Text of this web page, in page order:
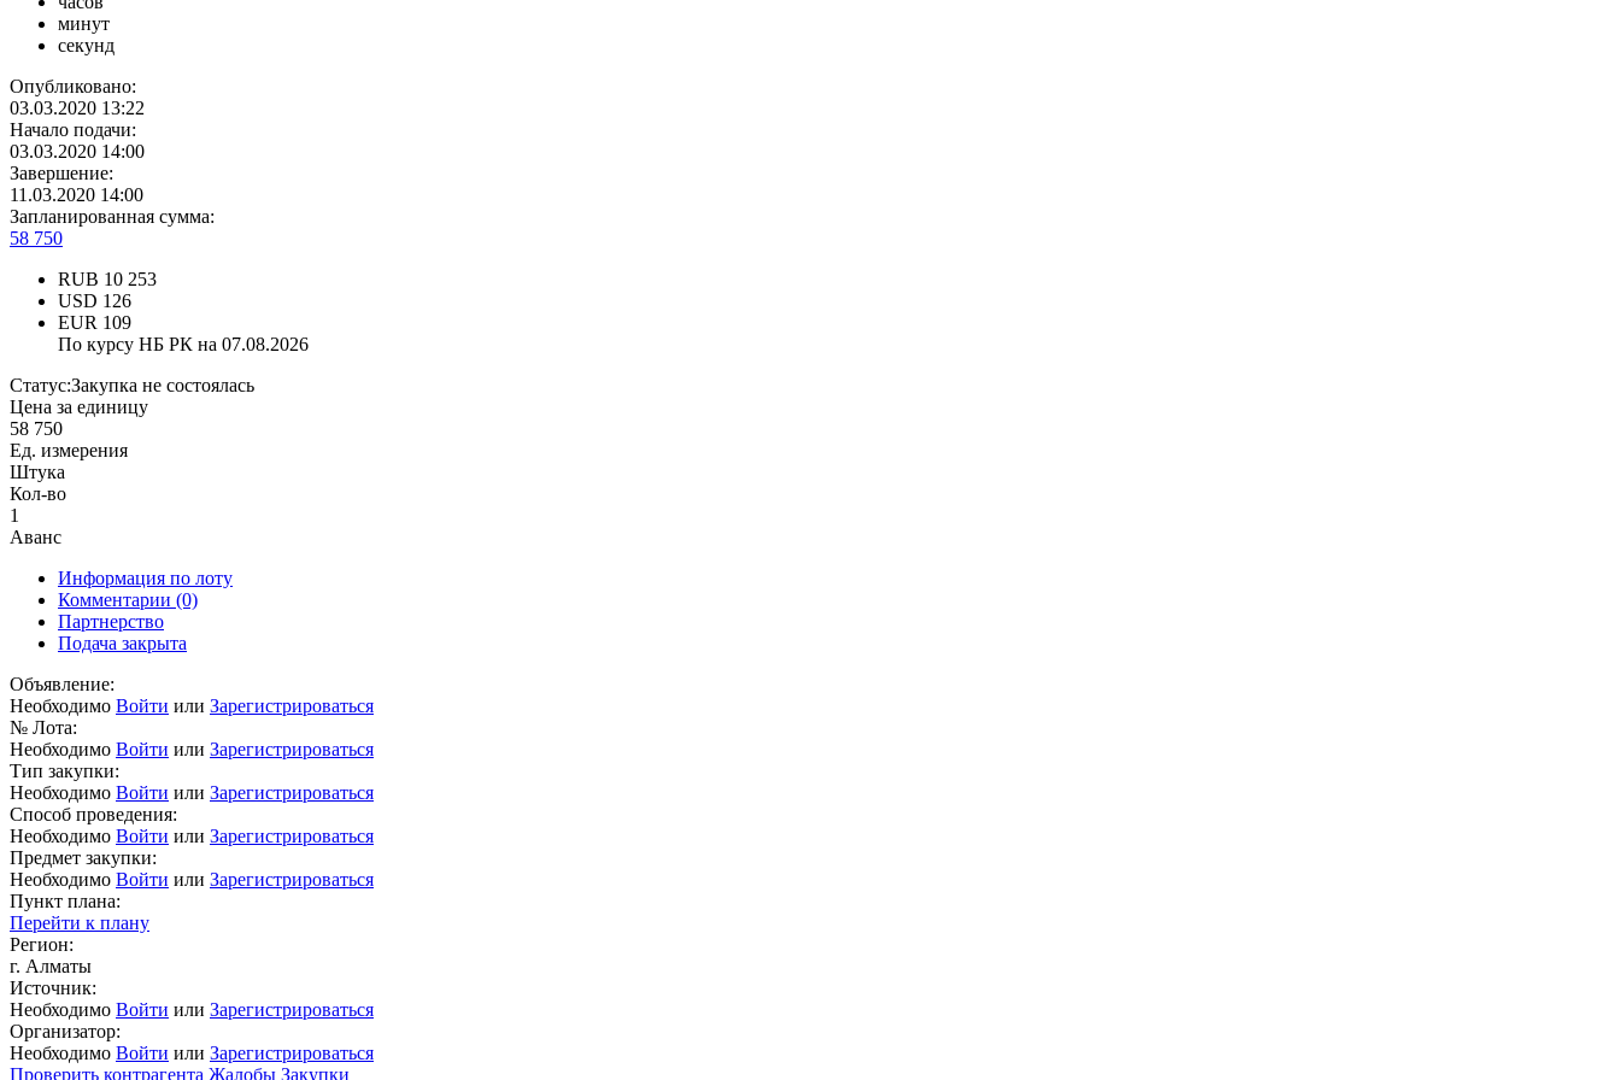
минут
секунд
Опубликовано:
03.03.2020 13:22
Начало подачи:
03.03.2020 14:00
Завершение:
11.03.2020 14:00
Запланированная сумма:
58 750
RUB 10 253
USD 126
EUR 109
По курсу НБ РК на 07.08.2026
Статус:Закупка не состоялась
Цена за единицу
58 750
Ед. измерения
Штука
Кол-во
1
Аванс
Информация по лоту
Комментарии (0)
Партнерство
Подача закрыта
Объявление:
Необходимо Войти или Зарегистрироваться
№ Лота:
Необходимо Войти или Зарегистрироваться
Тип закупки:
Необходимо Войти или Зарегистрироваться
Способ проведения:
Необходимо Войти или Зарегистрироваться
Предмет закупки:
Необходимо Войти или Зарегистрироваться
Пункт плана:
Перейти к плану
Регион:
г. Алматы
Источник:
Необходимо Войти или Зарегистрироваться
Организатор:
Необходимо Войти или Зарегистрироваться
Проверить контрагента Жалобы Закупки